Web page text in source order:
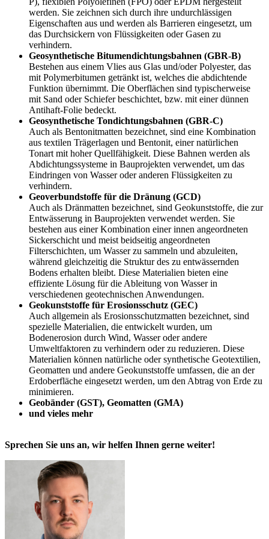
werden. Sie zeichnen sich durch ihre undurchlässigen
Eigenschaften aus und werden als Barrieren eingesetzt, um
das Durchsickern von Flüssigkeiten oder Gasen zu
verhindern.
Geosynthetische Bitumendichtungsbahnen (GBR-B)
Bestehen aus einem Vlies aus Glas und/oder Polyester, das
mit Polymerbitumen getränkt ist, welches die abdichtende
Funktion übernimmt. Die Oberflächen sind typischerweise
mit Sand oder Schiefer beschichtet, bzw. mit einer dünnen
Antihaft-Folie bedeckt.
Geosynthetische Tondichtungsbahnen (GBR-C)
Auch als Bentonitmatten bezeichnet, sind eine Kombination
aus textilen Trägerlagen und Bentonit, einer natürlichen
Tonart mit hoher Quellfähigkeit. Diese Bahnen werden als
Abdichtungssysteme in Bauprojekten verwendet, um das
Eindringen von Wasser oder anderen Flüssigkeiten zu
verhindern.
Geoverbundstoffe für die Dränung (GCD)
Auch als Dränmatten bezeichnet, sind Geokunststoffe, die zur
Entwässerung in Bauprojekten verwendet werden. Sie
bestehen aus einer Kombination einer innen angeordneten
Sickerschicht und meist beidseitig angeordneten
Filterschichten, um Wasser zu sammeln und abzuleiten,
während gleichzeitig die Struktur des zu entwässernden
Bodens erhalten bleibt. Diese Materialien bieten eine
effiziente Lösung für die Ableitung von Wasser in
verschiedenen geotechnischen Anwendungen.
Geokunststoffe für Erosionsschutz (GEC)
Auch allgemein als Erosionsschutzmatten bezeichnet, sind
spezielle Materialien, die entwickelt wurden, um
Bodenerosion durch Wind, Wasser oder andere
Umweltfaktoren zu verhindern oder zu reduzieren. Diese
Materialien können natürliche oder synthetische Geotextilien,
Geomatten und andere Geokunststoffe umfassen, die an der
Erdoberfläche eingesetzt werden, um den Abtrag von Erde zu
minimieren.
Geobänder (GST), Geomatten (GMA)
und vieles mehr
Sprechen Sie uns an, wir helfen Ihnen gerne weiter!